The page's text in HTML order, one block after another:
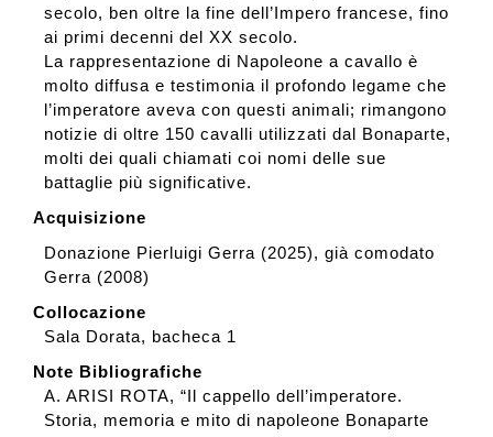
secolo, ben oltre la fine dell’Impero francese, fino
ai primi decenni del XX secolo.
La rappresentazione di Napoleone a cavallo è
molto diffusa e testimonia il profondo legame che
l’imperatore aveva con questi animali; rimangono
notizie di oltre 150 cavalli utilizzati dal Bonaparte,
molti dei quali chiamati coi nomi delle sue
battaglie più significative.
Acquisizione
Donazione Pierluigi Gerra (2025), già comodato
Gerra (2008)
Collocazione
Sala Dorata, bacheca 1
Note Bibliografiche
A. ARISI ROTA, “Il cappello dell’imperatore.
Storia, memoria e mito di napoleone Bonaparte